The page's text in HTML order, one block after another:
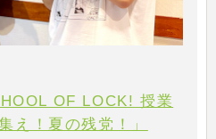
OF LOCK! 授業
え！夏の残党！」